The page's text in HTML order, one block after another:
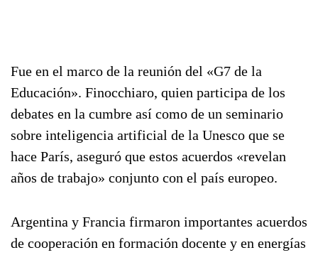
Fue en el marco de la reunión del «G7 de la
Educación». Finocchiaro, quien participa de los
debates en la cumbre así como de un seminario
sobre inteligencia artificial de la Unesco que se
hace París, aseguró que estos acuerdos «revelan
años de trabajo» conjunto con el país europeo.
Argentina y Francia firmaron importantes acuerdos
de cooperación en formación docente y en energías